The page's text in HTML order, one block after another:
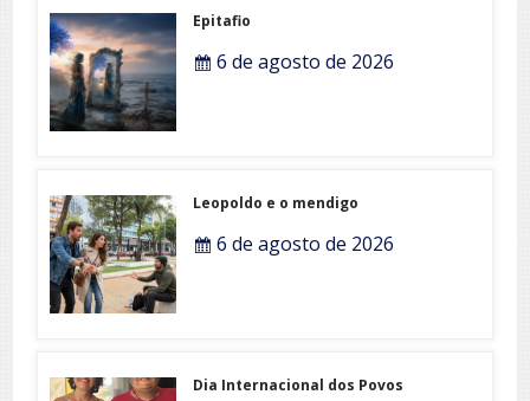
Epitafio
6 de agosto de 2026
Leopoldo e o mendigo
6 de agosto de 2026
Dia Internacional dos Povos